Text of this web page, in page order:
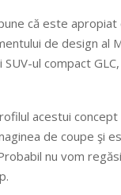
că este
de design
ul compact
acestui
de coupe şi
nu vom